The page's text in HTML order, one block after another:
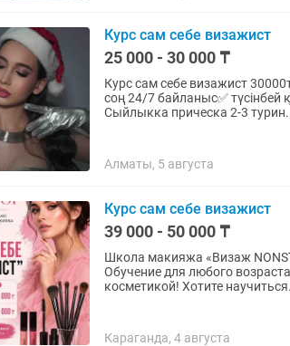
Курс сам себе визажист
25 000 - 30 000 ₸
Курс сам себе визажист 30000тг🔥 Курс 3-күнге созылады✅ күніне 3-4
соң 24/7 байланыс✅ түсінбей
Сыйлыкка прическа 2-3
Алматы, 5 августа
Курс сам себе визажист
39 000 - 50 000 ₸
Школа макияжа «Визаж NONSTOP» Более 25 лет обучаю женщин
Обучение для любого
косметикой! Хотите
Караганда, 4 августа